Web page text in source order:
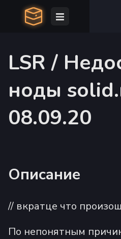
LSR /
ноды
08.09.20
Описание
// вкратце что
По непонятным